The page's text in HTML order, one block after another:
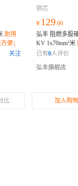
耐用
便；
关注
比
铜芯
¥ 129.00
弘丰 阻燃多股
KV 1x70mm²米
保材料，健康
已有0人评价
弘丰旗舰店
加入购